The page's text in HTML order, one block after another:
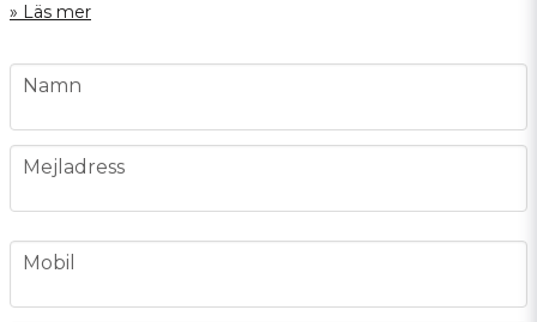
Läs mer
name
Namn
email
Mejladress
phone
Mobil